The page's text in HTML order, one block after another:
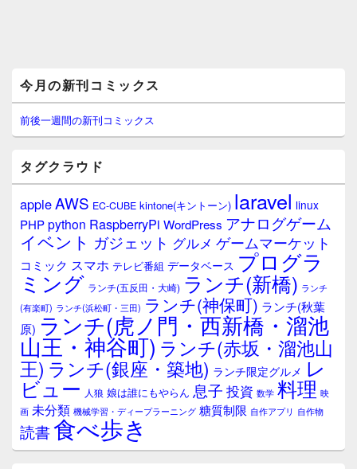
イ
ン
サ
イ
ウ
ィ
ジ
ェ
ア
今月の新刊コミックス
前後一週間の新刊コミックス
タグクラウド
appleAWS EC-CUBE kintone(キントーン) laravel linux
PHPpython RaspberryPi WordPress アナログゲーム
イベント ガジェット グルメ ゲームマーケット
コミック スマホ テレビ番組 データベース プログラ
ミング ランチ(五反田・大崎) ランチ(新橋) ランチ
(有楽町) ランチ(浜松町・三田) ランチ(神保町) ランチ(秋葉
原) ランチ(虎ノ門・西新橋・溜池
山王・神谷町) ランチ(赤坂・溜池山
王) ランチ(銀座・築地) ランチ限定グルメ レ
ビュー 人狼 娘は誰にもやらん 息子 投資 数学 料理 映
画 未分類 機械学習・ディープラーニング 糖質制限 自作アプリ 自作物
読書食べ歩き